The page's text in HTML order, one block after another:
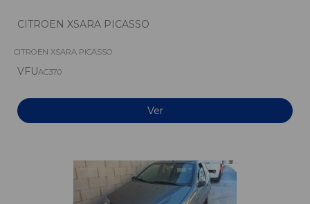
CITROEN XSARA PICASSO
CITROEN XSARA PICASSO
VFUAC370
Ver